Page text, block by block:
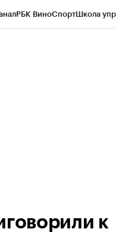
РБК ВиноСпортШкола
к